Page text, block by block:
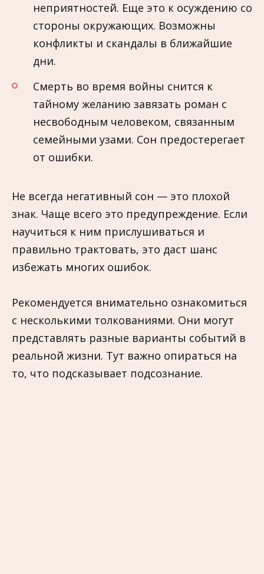
неприятностей. Ещe это к осуждению со
стороны окружающих. Возможны
конфликты и скандалы в ближайшие
дни.
Смерть во время войны снится к
тайному желанию завязать роман с
несвободным человеком, связанным
семейными узами. Сон предостерегает
от ошибки.
Не всегда негативный сон — это плохой
знак. Чаще всего это предупреждение. Если
научиться к ним прислушиваться и
правильно трактовать, это даст шанс
избежать многих ошибок.
Рекомендуется внимательно ознакомиться
с несколькими толкованиями. Они могут
представлять разные варианты событий в
реальной жизни. Тут важно опираться на
то, что подсказывает подсознание.